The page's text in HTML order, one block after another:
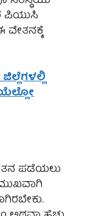
ಪಿಯುಸಿ
ಯೆಲ್ಲೋ
ಪಡೆಯಲು